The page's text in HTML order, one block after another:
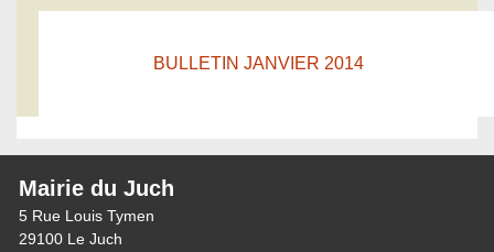
BULLETIN JANVIER 2014
Mairie du Juch
5 Rue Louis Tymen
29100 Le Juch